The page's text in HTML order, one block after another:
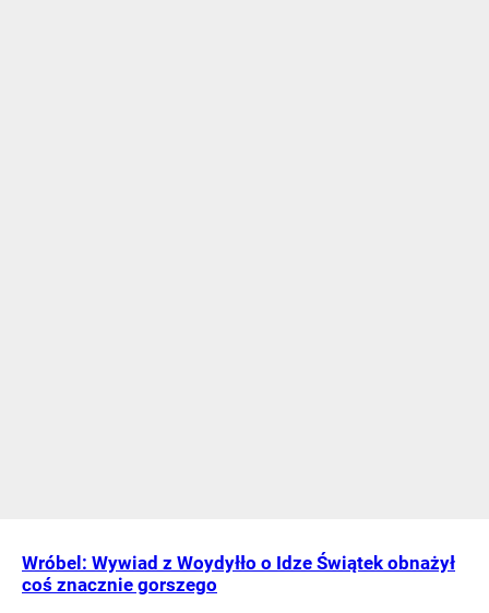
Wróbel: Wywiad z Woydyłło o Idze Świątek obnażył
coś znacznie gorszego